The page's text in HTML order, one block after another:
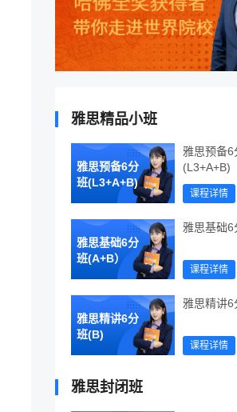
雅思精品小班
雅思预备6分
班(L3+A+B)
雅思预备6
(L3+A+B)
课程详情
雅思基础6分
班(A+B）
雅思基础6
课程详情
雅思精讲6分
班(B)
雅思精讲6
课程详情
雅思封闭班